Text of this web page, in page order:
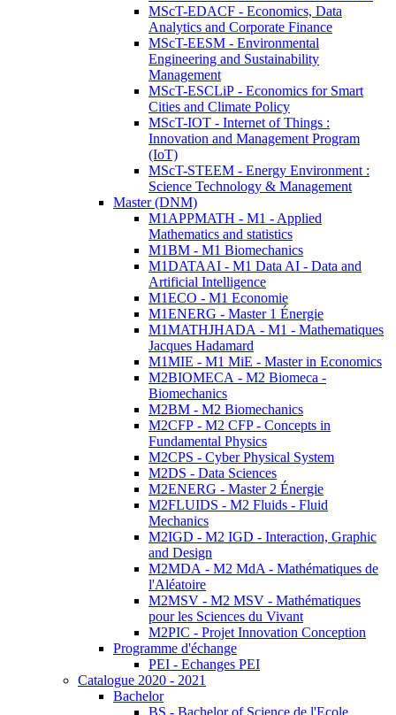
MScT-EDACF - Economics, Data
Analytics and Corporate Finance
MScT-EESM - Environmental
Engineering and Sustainability
Management
MScT-ESCLiP - Economics for Smart
Cities and Climate Policy
MScT-IOT - Internet of Things :
Innovation and Management Program
(IoT)
MScT-STEEM - Energy Environment :
Science Technology & Management
Master (DNM)
M1APPMATH - M1 - Applied
Mathematics and statistics
M1BM - M1 Biomechanics
M1DATAAI - M1 Data AI - Data and
Artificial Intelligence
M1ECO - M1 Economie
M1ENERG - Master 1 Énergie
M1MATHJHADA - M1 - Mathematiques
Jacques Hadamard
M1MIE - M1 MiE - Master in Economics
M2BIOMECA - M2 Biomeca -
Biomechanics
M2BM - M2 Biomechanics
M2CFP - M2 CFP - Concepts in
Fundamental Physics
M2CPS - Cyber Physical System
M2DS - Data Sciences
M2ENERG - Master 2 Énergie
M2FLUIDS - M2 Fluids - Fluid
Mechanics
M2IGD - M2 IGD - Interaction, Graphic
and Design
M2MDA - M2 MdA - Mathématiques de
l'Aléatoire
M2MSV - M2 MSV - Mathématiques
pour les Sciences du Vivant
M2PIC - Projet Innovation Conception
Programme d'échange
PEI - Echanges PEI
Catalogue 2020 - 2021
Bachelor
BS - Bachelor of Science de l'Ecole